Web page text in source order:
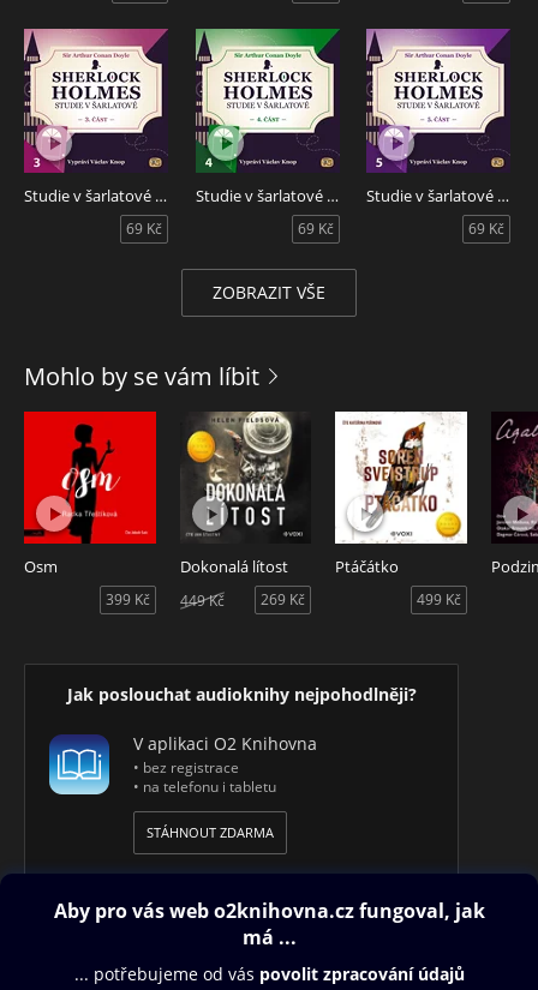
Studie v šarlatové - 3. část
69 Kč
Studie v šarlatové - 4. část
69 Kč
Studie v šarlatové - 5. část
69 Kč
ZOBRAZIT VŠE
Mohlo by se vám líbit
Osm
399 Kč
Dokonalá lítost
269 Kč
449 Kč
Ptáčátko
499 Kč
Jak poslouchat audioknihy nejpohodlněji?
V aplikaci O2 Knihovna
• bez registrace
• na telefonu i tabletu
STÁHNOUT ZDARMA
Obsah ke stažení